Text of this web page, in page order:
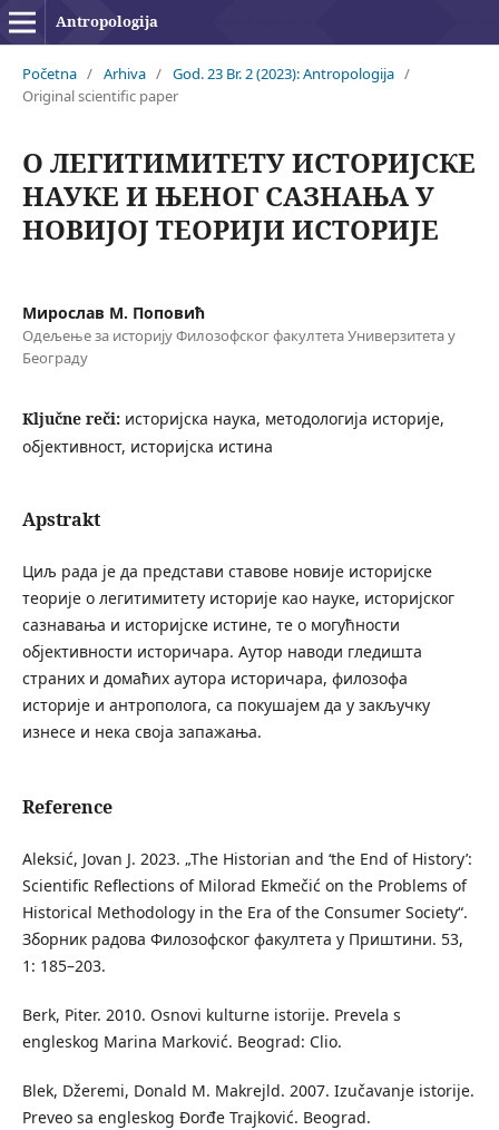
Antropologija
Početna / Arhiva / God. 23 Br. 2 (2023): Antropologija /
Original scientific paper
О ЛЕГИТИМИТЕТУ ИСТОРИЈСКЕ
НАУКЕ И ЊЕНОГ САЗНАЊА У
НОВИЈОЈ ТЕОРИЈИ ИСТОРИЈЕ
Мирослав М. Поповић
Одељење за историју Филозофског факултета Универзитета у
Београду
Ključne reči: историјска наука, методологија историје,
објективност, историјска истина
Apstrakt
Циљ рада је да представи ставове новије историјске
теорије о легитимитету историје као науке, историјског
сазнавања и историјске истине, те о могућности
објективности историчара. Аутор наводи гледишта
страних и домаћих аутора историчара, филозофа
историје и антрополога, са покушајем да у закључку
изнесе и нека своја запажања.
Reference
Aleksić, Jovan J. 2023. „The Historian and ‘the End of History’:
Scientific Reflections of Milorad Ekmečić on the Problems of
Historical Methodology in the Era of the Consumer Society“.
Зборник радова Филозофског факултета у Приштини. 53,
1: 185–203.
Berk, Piter. 2010. Osnovi kulturne istorije. Prevela s
engleskog Marina Marković. Beograd: Clio.
Blek, Džeremi, Donald M. Makrejld. 2007. Izučavanje istorije.
Preveo sa engleskog Đorđe Trajković. Beograd.